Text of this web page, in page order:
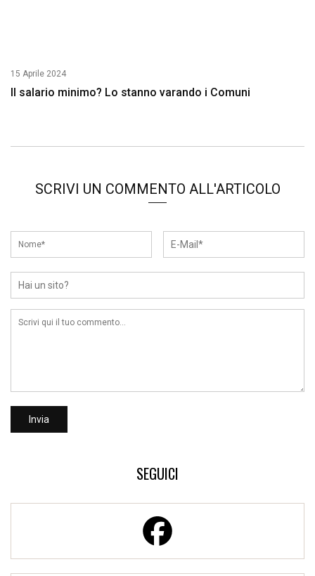
15 Aprile 2024
Il salario minimo? Lo stanno varando i Comuni
SCRIVI UN COMMENTO ALL'ARTICOLO
SEGUICI